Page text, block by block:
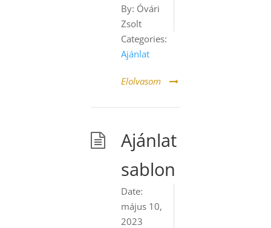
By: Óvári
Zsolt
Categories:
Ajánlat
Elolvasom
Ajánlat
sablon
Date:
május 10,
2023